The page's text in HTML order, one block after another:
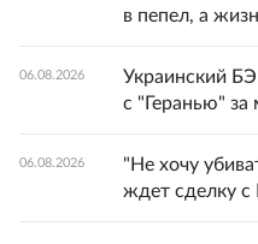
в пепел, а
06.08.2026
Украинский
с "Геранью" за
06.08.2026
"Не хочу
ждет сделку